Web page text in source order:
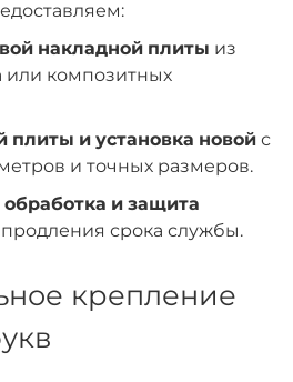
накладной плиты из
или композитных
плиты и установка новойс
и точных размеров.
и защита
срока службы.
крепление